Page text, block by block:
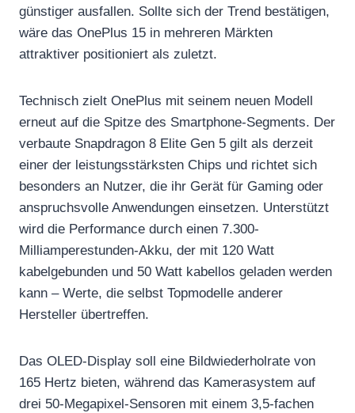
günstiger ausfallen. Sollte sich der Trend bestätigen,
wäre das OnePlus 15 in mehreren Märkten
attraktiver positioniert als zuletzt.
Technisch zielt OnePlus mit seinem neuen Modell
erneut auf die Spitze des Smartphone-Segments. Der
verbaute Snapdragon 8 Elite Gen 5 gilt als derzeit
einer der leistungsstärksten Chips und richtet sich
besonders an Nutzer, die ihr Gerät für Gaming oder
anspruchsvolle Anwendungen einsetzen. Unterstützt
wird die Performance durch einen 7.300-
Milliamperestunden-Akku, der mit 120 Watt
kabelgebunden und 50 Watt kabellos geladen werden
kann – Werte, die selbst Topmodelle anderer
Hersteller übertreffen.
Das OLED-Display soll eine Bildwiederholrate von
165 Hertz bieten, während das Kamerasystem auf
drei 50-Megapixel-Sensoren mit einem 3,5-fachen